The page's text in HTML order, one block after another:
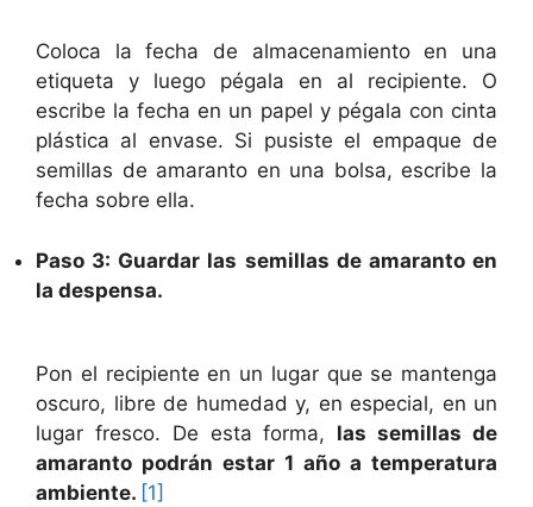
Coloca la fecha de almacenamiento en una
etiqueta y luego pégala en al recipiente. O
escribe la fecha en un papel y pégala con cinta
plástica al envase. Si pusiste el empaque de
semillas de amaranto en una bolsa, escribe la
fecha sobre ella.
Paso 3: Guardar las semillas de amaranto en
la despensa.
Pon el recipiente en un lugar que se mantenga
oscuro, libre de humedad y, en especial, en un
lugar fresco. De esta forma, las semillas de
amaranto podrán estar 1 año a temperatura
ambiente. [1]